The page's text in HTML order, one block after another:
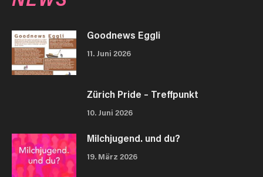
Goodnews Eggli
11. Juni 2026
Zürich Pride – Treffpunkt
10. Juni 2026
Milchjugend. und du?
19. März 2026